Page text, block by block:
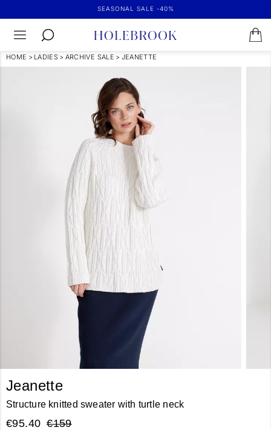
SEASONAL SALE -40%
HOME > LADIES > ARCHIVE SALE > JEANETTE
Jeanette
Structure knitted sweater with turtle neck
€95.40 €159